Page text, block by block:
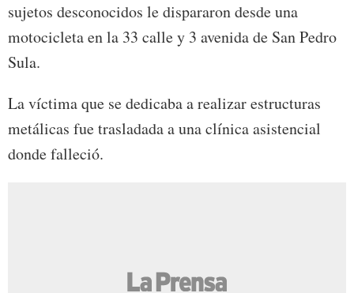
sujetos desconocidos le dispararon desde una
motocicleta en la 33 calle y 3 avenida de San Pedro
Sula.
La víctima que se dedicaba a realizar estructuras
metálicas fue trasladada a una clínica asistencial
donde falleció.